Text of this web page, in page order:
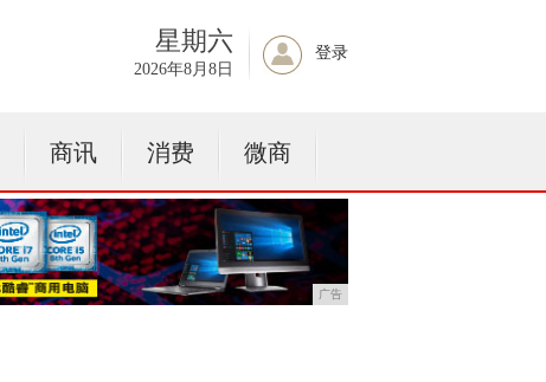
星期六
2026年8月8日
登录
商讯 消费 微商
广告